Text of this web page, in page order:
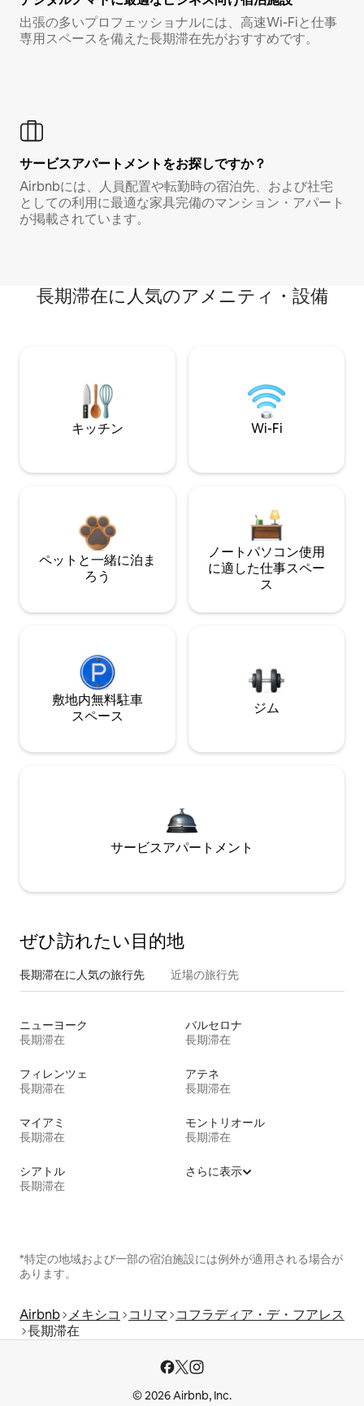
出張の多いプロフェッショナルには、高速Wi-Fiと仕事
専用スペースを備えた長期滞在先がおすすめです。
サービスアパートメントをお探しですか？
Airbnbには、人員配置や転勤時の宿泊先、および社宅
としての利用に最適な家具完備のマンション・アパート
が掲載されています。
長期滞在に人気のアメニティ・設備
キッチン Wi-Fi
ペットと一緒に泊ま
ろう
ノートパソコン使用
に適した仕事スペー
ス
敷地内無料駐⁠車
ス⁠ペ⁠ー⁠ス
ジム
サービスアパートメント
ぜひ訪⁠れ⁠た⁠い目⁠的⁠地
長期滞在に人気の旅行先 近場の旅行先
ニューヨーク
長期滞在
バルセロナ
長期滞在
フィレンツェ
長期滞在
アテネ
長期滞在
マイアミ
長期滞在
モントリオール
長期滞在
シアトル
長期滞在
さらに表示
*特定の地域および一部の宿泊施設には例外が適用される場合が
あります。
Airbnb メキシコ コリマ
コフラディア・デ・フアレス
長期滞在
© 2026 Airbnb, Inc.